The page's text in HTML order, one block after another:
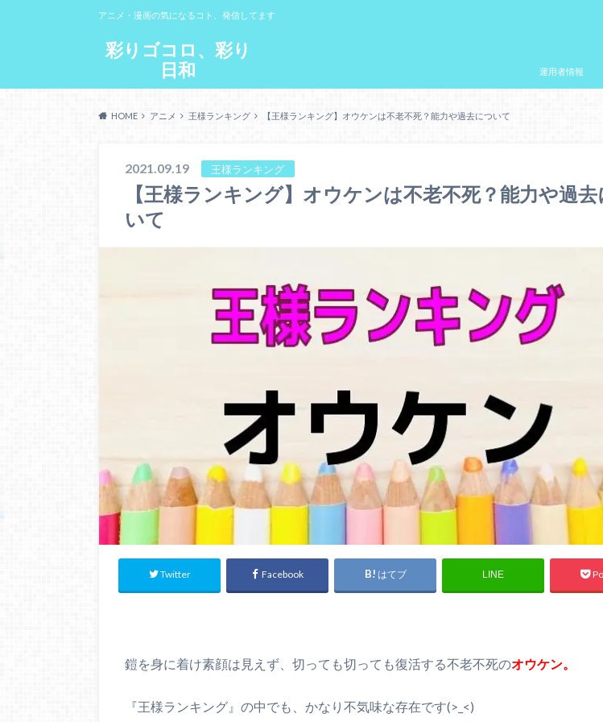
彩りゴコロ、彩り
日和
アニメ・漫画の気になるコト、発信してます
運用者情報
HOME アニメ 王様ランキング 【王様ランキング】オウケンは不老不死？能力や過去について
2021.09.19 王様ランキング
【王様ランキング】オウケンは不老不死？能力や過去
いて
Twitter Facebook はてブ LINE
鎧を身に着け素顔は見えず、切っても切っても復活する不老不死のオウケン。
『王様ランキング』の中でも、かなり不気味な存在です(>_<)